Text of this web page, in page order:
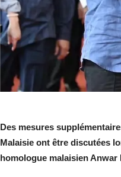
Des mesures
Malaisie ont être discutées
homologue malaisien